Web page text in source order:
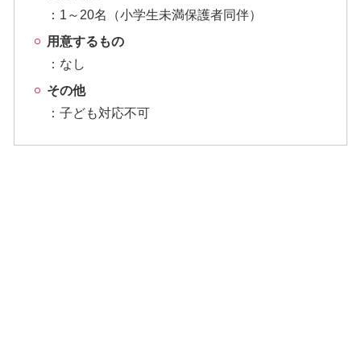
1～20名（小学生未満保護者同伴）
用意するもの
なし
その他
子ども対応不可